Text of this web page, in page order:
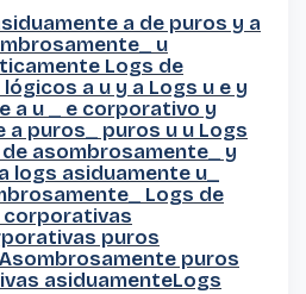
a de puros y a
u
Logs de
a u y a Logs u e y
a u _ e corporativo y
a puros_ puros u u Logs
asombrosamente_ y
asiduamente u_
Logs de
corporativas
puros
puros
asiduamenteLogs